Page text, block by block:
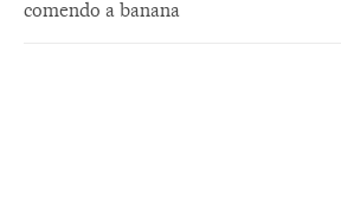
comendo a banana